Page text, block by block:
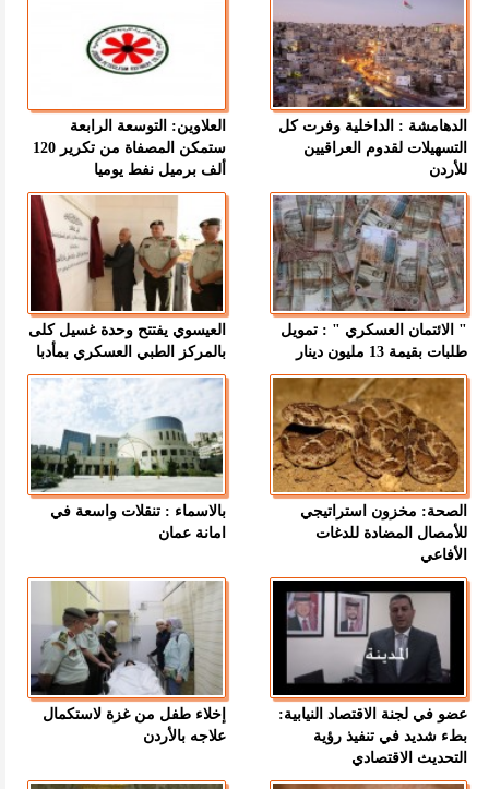
الدهامشة : الداخلية وفرت كل
التسهيلات لقدوم العراقيين
للأردن
العلاوين: التوسعة الرابعة
ستمكن المصفاة من تكرير 120
ألف برميل نفط يوميا
" الائتمان العسكري " : تمويل
طلبات بقيمة 13 مليون دينار
العيسوي يفتتح وحدة غسيل كلى
بالمركز الطبي العسكري بمأدبا
الصحة: مخزون استراتيجي
للأمصال المضادة للدغات
الأفاعي
بالاسماء : تنقلات واسعة في
امانة عمان
عضو في لجنة الاقتصاد النيابية:
بطء شديد في تنفيذ رؤية
التحديث الاقتصادي
إخلاء طفل من غزة لاستكمال
علاجه بالأردن